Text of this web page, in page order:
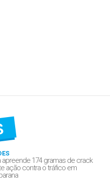
apreende 174 gramas de crack
ação contra o tráfico em